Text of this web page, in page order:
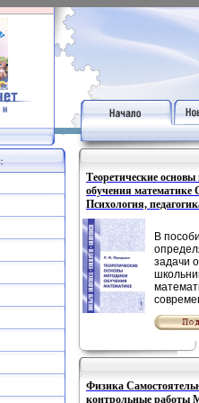
Теоретические
обучения математике
Психология,
обучения инфо 4236l.
В
задачи
основе
Физика
контрольные работы